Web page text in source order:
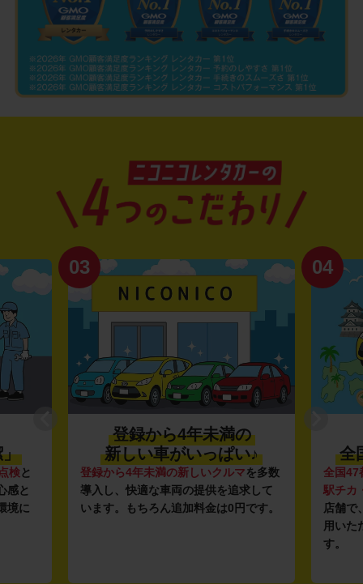
」
検と
感と
境に
03
登録から4年未満の
新しい車がいっぱい♪
登録から4年未満の新しいクルマを多数
導入し、快適な車両の提供を追求して
います。もちろん追加料金は0円です。
04
全
全国47
駅チカ
店舗で
用いた
す。